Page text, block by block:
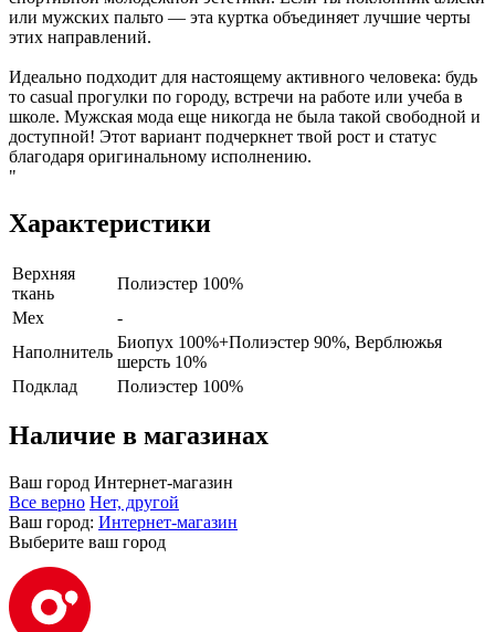
или мужских пальто — эта куртка объединяет лучшие черты
этих направлений.
Идеально подходит для настоящему активного человека: будь
то casual прогулки по городу, встречи на работе или учеба в
школе. Мужская мода еще никогда не была такой свободной и
доступной! Этот вариант подчеркнет твой рост и статус
благодаря оригинальному исполнению.
"
Характеристики
Верхняя
ткань
Полиэстер 100%
Мех
-
Наполнитель
Биопух 100%+Полиэстер 90%, Верблюжья
шерсть 10%
Подклад
Полиэстер 100%
Наличие в магазинах
Ваш город Интернет-магазин
Все верно Нет, другой
Ваш город: Интернет-магазин
Выберите ваш город